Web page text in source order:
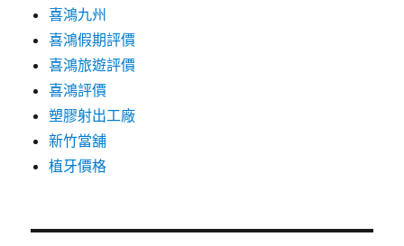
喜鴻九州
喜鴻假期評價
喜鴻旅遊評價
喜鴻評價
塑膠射出工廠
新竹當舖
植牙價格